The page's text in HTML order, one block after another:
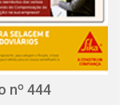
nº 444